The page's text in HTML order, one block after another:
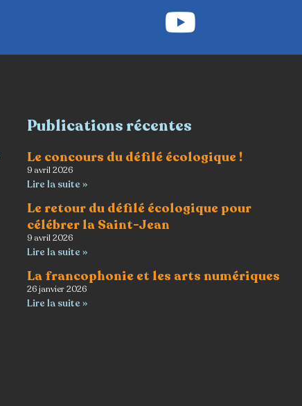
Publications récentes
Le concours du défilé écologique !
9 avril 2026
Lire la suite »
Le retour du défilé écologique pour
célébrer la Saint-Jean
9 avril 2026
Lire la suite »
La francophonie et les arts numériques
26 janvier 2026
Lire la suite »